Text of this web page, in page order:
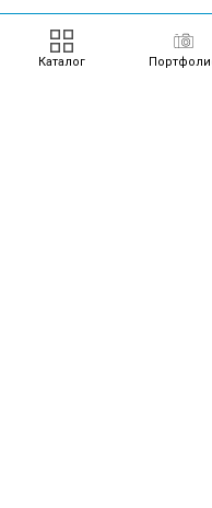
Каталог